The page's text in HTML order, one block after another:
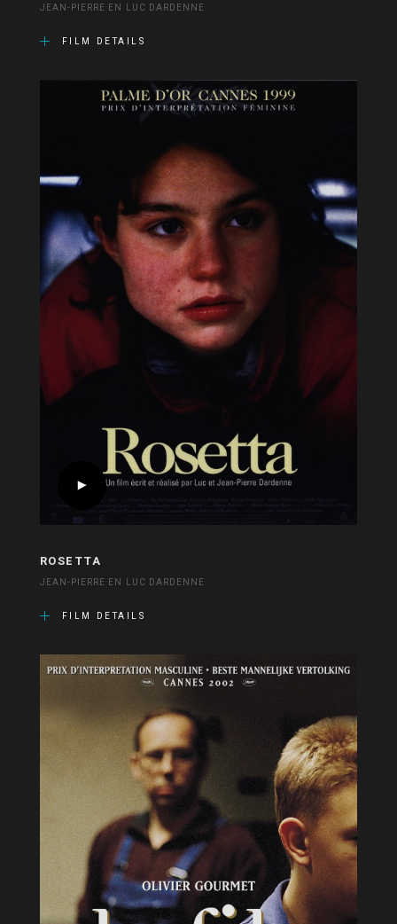
JEAN-PIERRE EN LUC DARDENNE
FILM DETAILS
ROSETTA
JEAN-PIERRE EN LUC DARDENNE
FILM DETAILS